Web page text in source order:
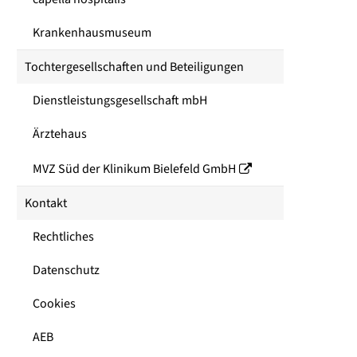
Krankenhausmuseum
Tochtergesellschaften und Beteiligungen
Dienstleistungsgesellschaft mbH
Ärztehaus
MVZ Süd der Klinikum Bielefeld GmbH
Kontakt
Rechtliches
Datenschutz
Cookies
AEB